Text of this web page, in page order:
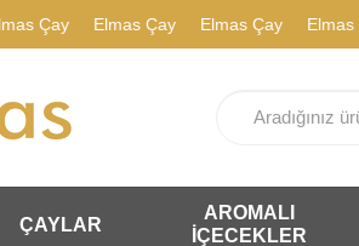
Elmas Çay Elmas Çay Elmas Çay
ÇAYLAR
AROMALI
İÇECEKLER